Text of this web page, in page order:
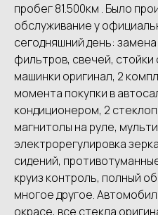
пробег 81.500км . Было
обслуживание у
сегодняшний день:
фильтров, свечей,
машинки оригинал, 2
момента покупки в
кондиционером, 2
магнитолы на руле,
электрорегулировка
сидений,
круиз контроль, полный
многое другое.
окрасе, все стекла